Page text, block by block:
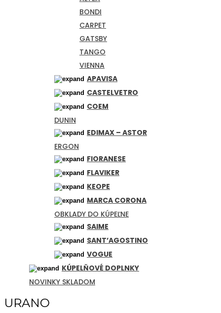
BONDI
CARPET
GATSBY
TANGO
VIENNA
APAVISA
CASTELVETRO
COEM
DUNIN
EDIMAX – ASTOR
ERGON
FIORANESE
FLAVIKER
KEOPE
MARCA CORONA
OBKLADY DO KÚPEĽNE
SAIME
SANT’AGOSTINO
VOGUE
KÚPELŇOVÉ DOPLNKY
NOVINKY SKLADOM
URANO